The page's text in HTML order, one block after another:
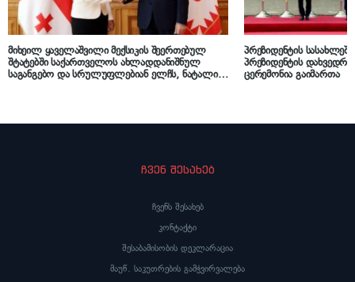
მიხეილ ყაველაშვილი მექსიკის შეერთებულ
შტატებში საქართველოს ახლადდანიშნულ
საგანგებო და სრულუფლებიან ელჩს, ნატალია
პრეზიდენტის
პრეზიდენტის
ცერემონია გაიმართა
ჩვენ შესახებ
ჩვენს შესახებ
კონტაქტი
შესაბამისობის დეკლარაცია
მაუწ. საკუთრების გამჭვირვალება